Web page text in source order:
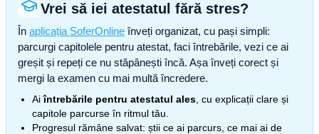
Vrei să iei atestatul fără stres?
În aplicația SoferOnline înveți organizat, cu pași simpli:
parcurgi capitolele pentru atestat, faci întrebările, vezi ce ai
greșit și repeți ce nu stăpânești încă. Așa înveți corect și
mergi la examen cu mai multă încredere.
Aiîntrebările pentru atestatul ales , cu explicații clare și
capitole parcurse în ritmul tău.
Progresul rămâne salvat: știi ce ai parcurs, ce mai ai de